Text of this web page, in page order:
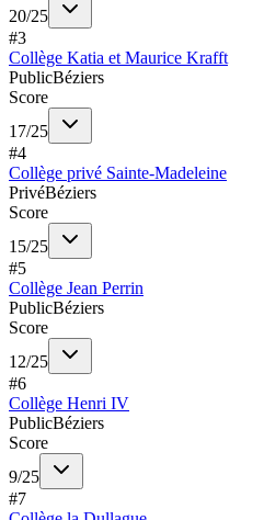
20/25
#3
Collège Katia et Maurice Krafft
PublicBéziers
Score
17/25
#4
Collège privé Sainte-Madeleine
PrivéBéziers
Score
15/25
#5
Collège Jean Perrin
PublicBéziers
Score
12/25
#6
Collège Henri IV
PublicBéziers
Score
9/25
#7